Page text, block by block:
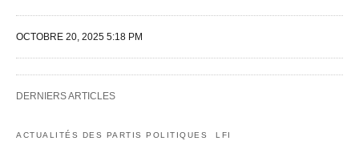
OCTOBRE 20, 2025 5:18 PM
DERNIERS ARTICLES
ACTUALITÉS DES PARTIS POLITIQUES LFI